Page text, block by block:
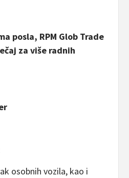
posla, RPM Glob Trade
za više radnih
osobnih vozila, kao i